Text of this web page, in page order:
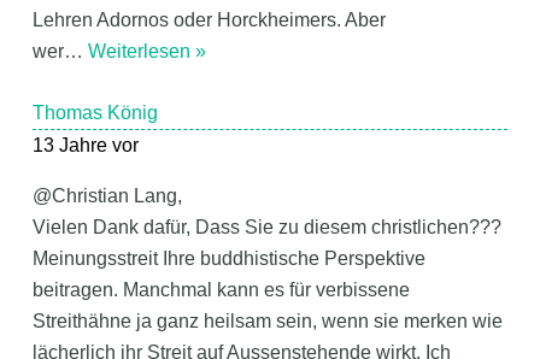
Lehren Adornos oder Horckheimers. Aber
wer… Weiterlesen »
Thomas König
13 Jahre vor
@Christian Lang,
Vielen Dank dafür, Dass Sie zu diesem christlichen???
Meinungsstreit Ihre buddhistische Perspektive
beitragen. Manchmal kann es für verbissene
Streithähne ja ganz heilsam sein, wenn sie merken wie
lächerlich ihr Streit auf Aussenstehende wirkt. Ich